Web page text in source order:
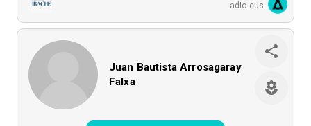
adio.eus
Juan Bautista Arrosagaray
Falxa